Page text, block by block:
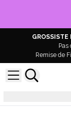
GROSSISTE
Remise de
Mélanges